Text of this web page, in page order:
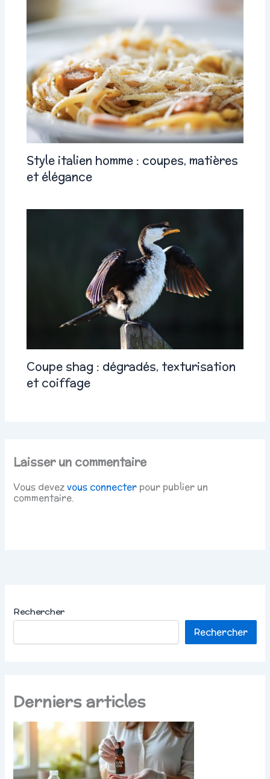
Style italien homme : coupes, matières
et élégance
Coupe shag : dégradés, texturisation
et coiffage
Laisser un commentaire
Vous devezvous connecter pour publier un
commentaire.
Rechercher
Rechercher
Derniers articles